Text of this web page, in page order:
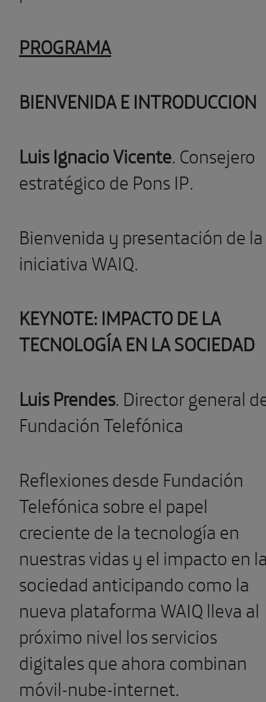
PROGRAMA
BIENVENIDA E INTRODUCCION
Luis Ignacio Vicente. Consejero
estratégico de Pons IP.
Bienvenida y presentación de la
iniciativa WAIQ.
KEYNOTE: IMPACTO DE LA
TECNOLOGÍA EN LA SOCIEDAD
Luis Prendes. Director general
Fundación Telefónica
Reflexiones desde Fundación
Telefónica sobre el papel
creciente de la tecnología en
nuestras vidas y el impacto en
sociedad anticipando como la
nueva plataforma WAIQ lleva al
próximo nivel los servicios
digitales que ahora combinan
móvil-nube-internet.